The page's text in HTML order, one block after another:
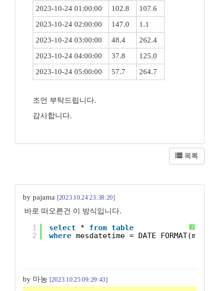
2023-10-24 01:00:00
102.8
107.6
2023-10-24 02:00:00
147.0
1.1
2023-10-24 03:00:00
48.4
262.4
2023-10-24 04:00:00
37.8
125.0
2023-10-24 05:00:00
57.7 264.7
조언 부탁드립니다.
감사합니다.
목록
by pajama [2023.10.24 23:38:20]
바로 떠오른건 이 방식입니다.
?
1
2
select * from table
where mesdatetime =
by 마농 [2023.10.25 09:29:43]